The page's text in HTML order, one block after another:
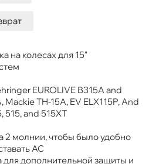
на колесах для 15"
EUROLIVE B315A and
Mackie TH-15A, EV ELX115P, And
515, and 515XT
2 молнии, чтобы было удобно
АС
для дополнительной защиты и